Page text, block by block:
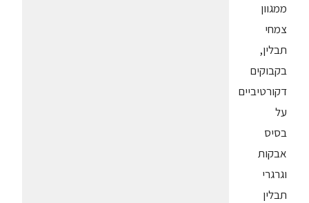
ממגוון
צמחי
תבלין,
בקבוקים
דקורטיביים
על
בסיס
אבקות
וגרגרי
תבלין